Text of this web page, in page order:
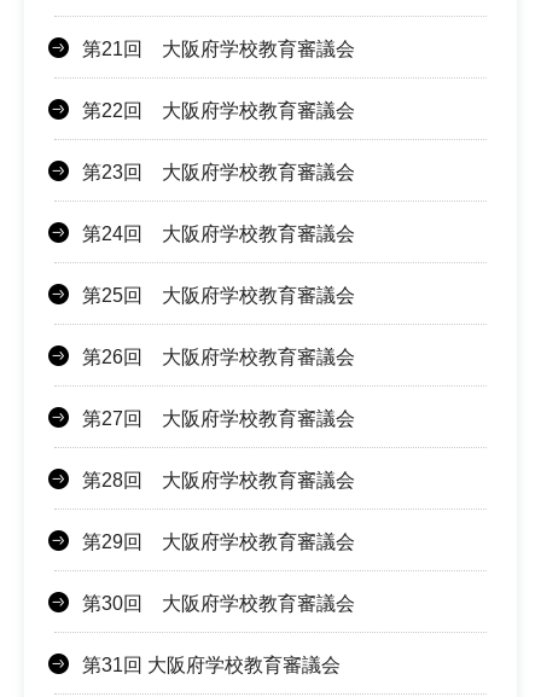
第21回 大阪府学校教育審議会
第22回 大阪府学校教育審議会
第23回 大阪府学校教育審議会
第24回 大阪府学校教育審議会
第25回 大阪府学校教育審議会
第26回 大阪府学校教育審議会
第27回 大阪府学校教育審議会
第28回 大阪府学校教育審議会
第29回 大阪府学校教育審議会
第30回 大阪府学校教育審議会
第31回 大阪府学校教育審議会